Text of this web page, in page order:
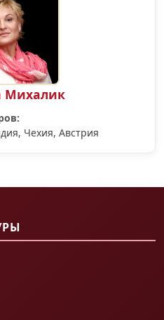
Михалик
Чехия, Австрия